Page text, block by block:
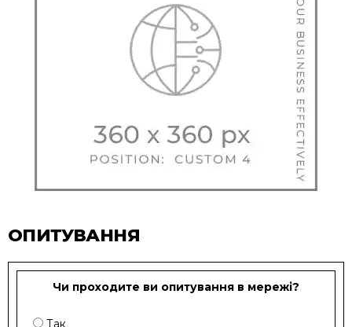
ОПИТУВАННЯ
Чи проходите ви опитування в мережі?
Так